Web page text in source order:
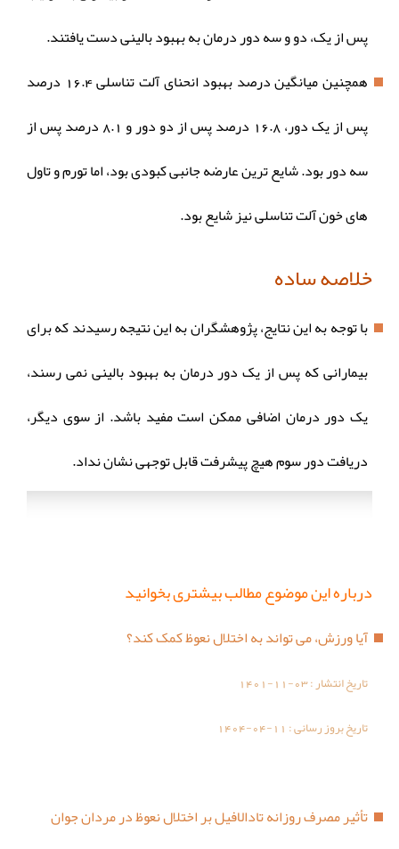
پس از یک، دو و سه دور درمان به بهبود بالینی دست یافتند.
همچنین میانگین درصد بهبود انحنای آلت تناسلی 16.4 درصد
پس از یک دور، 16.8 درصد پس از دو دور و 8.1 درصد پس از
سه دور بود. شایع ترین عارضه جانبی کبودی بود، اما تورم و تاول
های خون آلت تناسلی نیز شایع بود.
خلاصه ساده
با توجه به این نتایج، پژوهشگران به این نتیجه رسیدند که برای
بیمارانی که پس از یک دور درمان به بهبود بالینی نمی رسند،
یک دور درمان اضافی ممکن است مفید باشد. از سوی دیگر،
دریافت دور سوم هیچ پیشرفت قابل توجهی نشان نداد.
درباره این موضوع مطالب بیشتری بخوانید
آیا ورزش، می تواند به اختلال نعوظ کمک کند؟
تاریخ انتشار :1401-11-03
تاریخ بروز رسانی : 1404-04-11
تأثیر مصرف روزانه تادالافیل بر اختلال نعوظ در مردان جوان